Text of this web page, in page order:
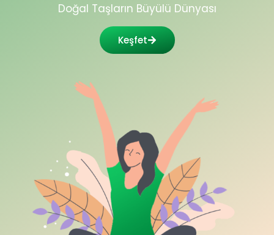
Doğal Taşların Büyülü Dünyası
Keşfet